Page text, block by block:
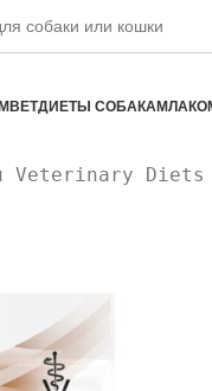
ВЕТДИЕТЫ СОБАКАМ
Veterinary Diets